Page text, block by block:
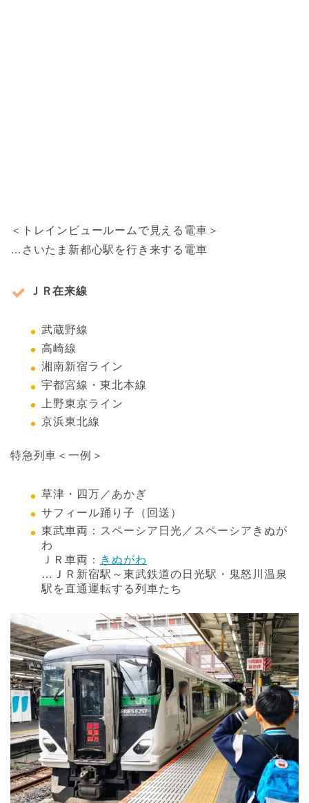
＜トレインビュールームで見える電車＞
…さいたま新都心駅を行き来する電車
ＪＲ在来線
武蔵野線
高崎線
湘南新宿ライン
宇都宮線・東北本線
上野東京ライン
京浜東北線
特急列車＜一例＞
草津・四万／あかぎ
サフィール踊り子（回送）
東武車両：スペーシア日光／スペーシアきぬが
わ
ＪＲ車両： きぬがわ
…ＪＲ新宿駅～東武鉄道の日光駅・鬼怒川温泉
駅を直通運転する列車たち